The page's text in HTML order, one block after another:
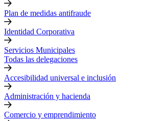
Plan de medidas antifraude
Identidad Corporativa
Servicios Municipales
Todas las delegaciones
Accesibilidad universal e inclusión
Administración y hacienda
Comercio y emprendimiento